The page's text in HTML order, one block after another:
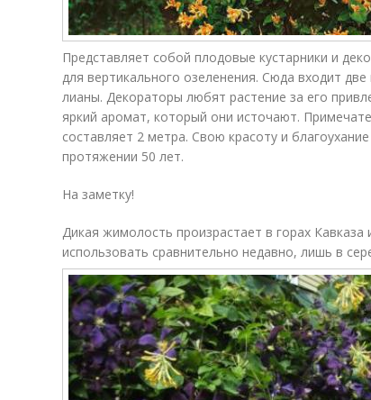
Представляет собой плодовые кустарники и
для вертикального озеленения. Сюда входит
лианы. Декораторы любят растение за его
яркий аромат, который они источают.
составляет 2 метра. Свою красоту и
протяжении 50 лет.
На заметку!
Дикая жимолость произрастает в горах
использовать сравнительно недавно, лишь в